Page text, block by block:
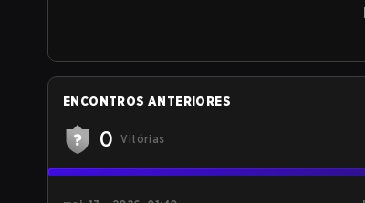
ENCONTROS ANTERIORES
0 Vitórias